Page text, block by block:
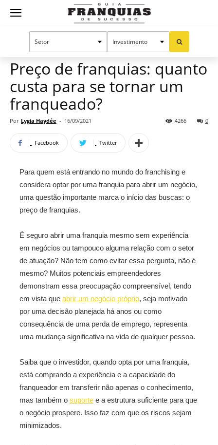
Guia
Dicas para franqueados
Preço de franquias: quanto
custa para se tornar um
franqueado?
Por Lygia Haydée - 16/09/2021 0
4266
Facebook Twitter
Para quem está entrando no mundo do franchising e
considera optar por uma franquia para abrir um negócio,
uma questão importante marca o início das buscas: o
preço de franquias.
É seguro abrir uma franquia mesmo sem experiência
em negócios ou tampouco alguma relação com o setor
de atuação? Não tem como evitar essa pergunta, não é
mesmo? Muitos potenciais empreendedores
demonstram essa preocupação compreensível, tendo
em vista que abrir um negócio próprio, seja motivado
por uma decisão planejada há anos ou como
consequência de uma perda de emprego, representa
uma mudança significativa na vida de qualquer pessoa.
Saiba que o investidor, quando opta por uma franquia,
está comprando a experiência e a capacidade do
franqueador em transferir não apenas o conhecimento,
mas também o suporte e a estrutura suficiente para que
o negócio prospere. Isso faz com que os riscos sejam
minimizados.